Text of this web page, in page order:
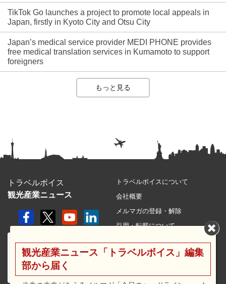
TikTok Go launches a project to promote local appeals in
Japan, firstly in Kyoto City and Otsu City
Japan’s medical service provider MEDI PHONE provides
free medical translation services in Kumamoto to support
foreigners
もっと見る
トラベルボイス
観光産業ニュース
トラベルボイスについて
会社概要
メルマガの登録・解除
引用・転載について
利用規約
観光産業ニュース「トラベルボイス」編集
部から届く